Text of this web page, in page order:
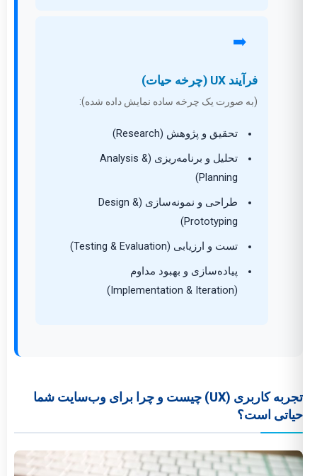
➡️
فرآیند UX (چرخه حیات)
(به صورت یک چرخه ساده نمایش داده شده):
تحقیق و پژوهش (Research)
تحلیل و برنامه‌ریزی (Analysis &
Planning)
طراحی و نمونه‌سازی (Design &
Prototyping)
تست و ارزیابی (Testing & Evaluation)
پیاده‌سازی و بهبود مداوم
(Implementation & Iteration)
تجربه کاربری (UX) چیست و چرا برای وب‌سایت شما
حیاتی است؟